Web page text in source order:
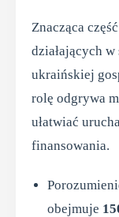
Znacząca
działających
ukraińskiej
rolę odgrywa
ułatwiać
finansowania.
obejmuje